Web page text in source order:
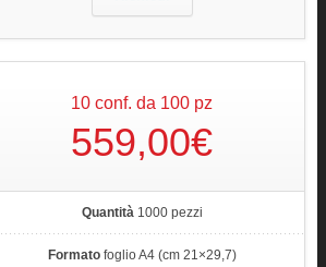
10 conf. da 100 pz
559,00€
Quantità 1000 pezzi
Formatofoglio A4 (cm 21×29,7)